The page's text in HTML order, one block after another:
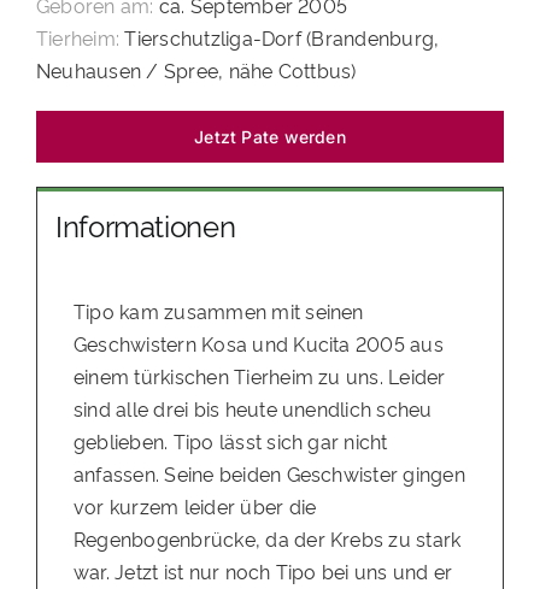
PATENSCHAFTEN
HELFER WERDEN
Tierheim: Tierschutzliga-Dorf (Brandenburg,
Neuhausen / Spree, nähe Cottbus)
Jetzt Pate werden
Informationen
Tipo kam zusammen mit seinen
Geschwistern Kosa und Kucita 2005 aus
einem türkischen Tierheim zu uns. Leider
sind alle drei bis heute unendlich scheu
geblieben. Tipo lässt sich gar nicht
anfassen. Seine beiden Geschwister gingen
vor kurzem leider über die
Regenbogenbrücke, da der Krebs zu stark
war. Jetzt ist nur noch Tipo bei uns und er